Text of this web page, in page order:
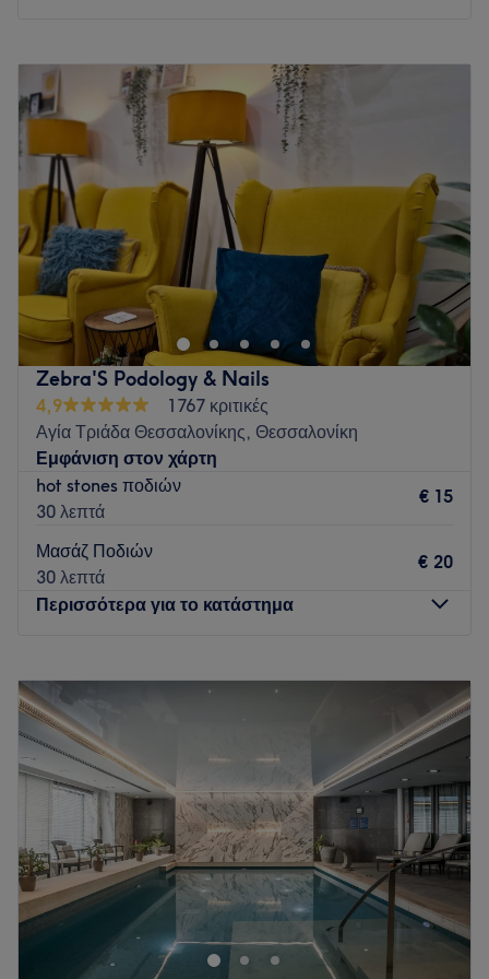
Go to venue
Τρίτη
Τετάρτη
Πέμπτη
Παρασκευή
Σάββατο
15:00
Κυριακή
Κλειστό
ΣτοGirl in ΔΕΛΦΩΝ 153 η ομορφιά αποκτά άλλη διάσταση.
Σε έναν χώρο150 τ.μ. και δύο ορόφων
, σχεδιασμένο με ροζ
και μπεζ πολυτελείς λεπτομέρειες, σας υποδεχόμαστε σε μια
εμπειρία που ξεπερνά τα συνηθισμένα. Προσφέρουμε 70+
κορυφαίες υπηρεσίες όπως θεραπείες προσώπου &
σώματος, τριοδικό laser, μανικιούρ, πεντικιούρ, lash &
brow lift, μασάζ, solarium. Η ομάδα μας ξεχωρίζει για τον
επαγγελματισμό και τη φροντίδα, δημιουργώντας
αποτελέσματα αντάξια της υψηλής αισθητικής μας.
Zebra'S Podology & Nails
4,9
1767 κριτικές
Αγία Τριάδα Θεσσαλονίκης, Θεσσαλονίκη
Εμφάνιση στον χάρτη
hot stones ποδιών
30 λεπτά
€ 15
Μασάζ Ποδιών
30 λεπτά
€ 20
Περισσότερα για το κατάστημα
Τρίτη
Τετάρτη
19:00
Πέμπτη
–20:00
Παρασκευή
10:00–20:00
Σάββατο
08:00 17:00
Κυριακή
Κλειστό
ΤοZebra'S Podology & Nailsστην Αγία Τριάδα
Θεσσαλονίκης είναι ένας εξειδικευμένος χώρος ομορφιάς και
περιποίησης άκρων που δημιουργήθηκε με αγάπη και
υπευθυνότητα. Χρησιμοποιούν αποκλειστικά επώνυμα και